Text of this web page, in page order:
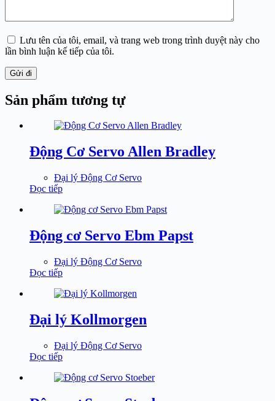
Lưu tên của tôi, email, và trang web trong trình duyệt này cho
lần bình luận kế tiếp của tôi.
Gửi đi
Sản phẩm tương tự
Động Cơ Servo Allen Bradley
Đại lý Động Cơ Servo
Đọc tiếp
Động cơ Servo Ebm Papst
Đại lý Động Cơ Servo
Đọc tiếp
Đại lý Kollmorgen
Đại lý Động Cơ Servo
Đọc tiếp